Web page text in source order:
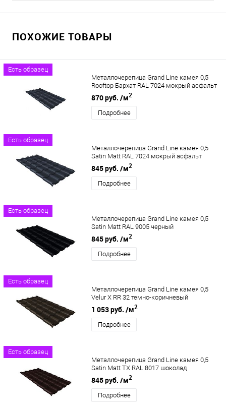
ПОХОЖИЕ ТОВАРЫ
Есть образец
Металлочерепица Grand Line камея 0,5
Rooftop Бархат RAL 7024 мокрый асфальт
870 руб. /м2
Подробнее
Есть образец
Металлочерепица Grand Line камея 0,5
Satin Matt RAL 7024 мокрый асфальт
845 руб. /м2
Подробнее
Есть образец
Металлочерепица Grand Line камея 0,5
Satin Matt RAL 9005 черный
845 руб. /м2
Подробнее
Есть образец
Металлочерепица Grand Line камея 0,5
Velur X RR 32 темно-коричневый
1 053 руб. /м2
Подробнее
Есть образец
Металлочерепица Grand Line камея 0,5
Satin Matt TX RAL 8017 шоколад
845 руб. /м2
Подробнее